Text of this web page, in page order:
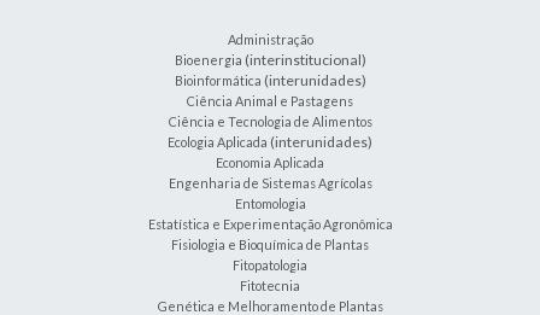
Administração
Bioenergia (interinstitucional)
Bioinformática (interunidades)
Ciência Animal e Pastagens
Ciência e Tecnologia de Alimentos
Ecologia Aplicada (interunidades)
Economia Aplicada
Engenharia de Sistemas Agrícolas
Entomologia
Estatística e Experimentação Agronômica
Fisiologia e Bioquímica de Plantas
Fitopatologia
Fitotecnia
Genética e Melhoramento de Plantas